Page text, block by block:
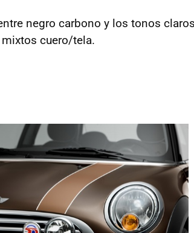
negro carbono y los tonos
cuero/tela.